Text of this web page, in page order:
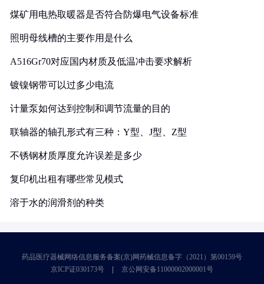
煤矿用电热取暖器是否符合防爆电气设备标准
照明母线槽的主要作用是什么
A516Gr70对应国内材质及低温冲击要求解析
镀镍钢带可以过多少电流
计量泵如何达到控制和调节流量的目的
联轴器的轴孔形式有三种：Y型、J型、Z型
不锈钢材质厚度允许误差是多少
复印机出租有哪些常见模式
溶于水的润滑剂的种类
药品医疗器械网络信息服务备案(京)网药械信息备字（2021）第00159号
京ICP证030173号
京公网安备11000002000001号